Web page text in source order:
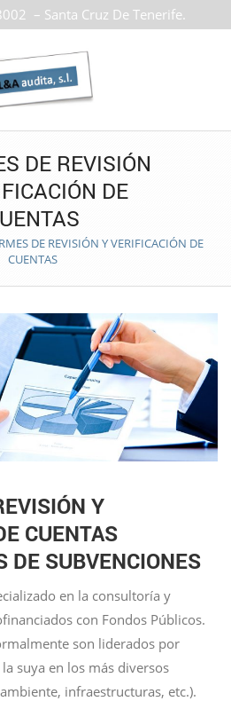
– Santa Cruz De Tenerife.
DE REVISIÓN
DE
DE REVISIÓN Y VERIFICACIÓN DE
CUENTAS
Y
CUENTAS
DE SUBVENCIONES
en la consultoría y
con Fondos Públicos.
son liderados por
suya en los más diversos
infraestructuras, etc.).